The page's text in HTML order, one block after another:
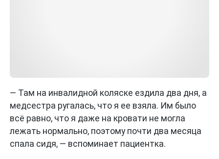
— Там на инвалидной коляске ездила два дня, а
медсестра ругалась, что я ее взяла. Им было
всё равно, что я даже на кровати не могла
лежать нормально, поэтому почти два месяца
спала сидя, — вспоминает пациентка.